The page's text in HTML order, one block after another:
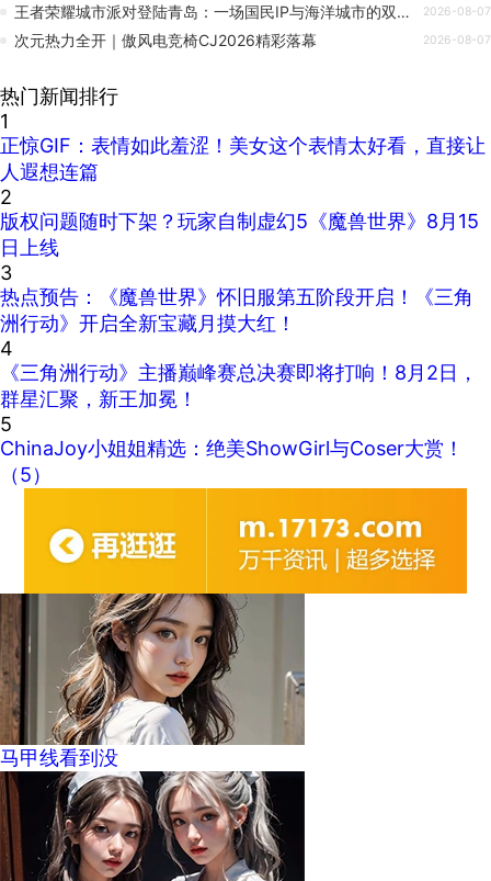
王者荣耀城市派对登陆青岛：一场国民IP与海洋城市的双向奔赴 2026-08-07
次元热力全开｜傲风电竞椅CJ2026精彩落幕 2026-08-07
热门新闻排行
1
正惊GIF：表情如此羞涩！美女这个表情太好看，直接让
人遐想连篇
2
版权问题随时下架？玩家自制虚幻5《魔兽世界》8月15
日上线
3
热点预告：《魔兽世界》怀旧服第五阶段开启！《三角
洲行动》开启全新宝藏月摸大红！
4
《三角洲行动》主播巅峰赛总决赛即将打响！8月2日，
群星汇聚，新王加冕！
5
ChinaJoy小姐姐精选：绝美ShowGirl与Coser大赏！
（5）
马甲线看到没